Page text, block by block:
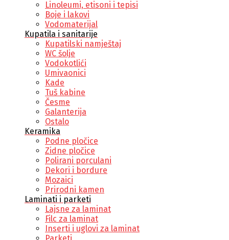
Linoleumi, etisoni i tepisi
Boje i lakovi
Vodomaterijal
Kupatila i sanitarije
Kupatilski namještaj
WC šolje
Vodokotlići
Umivaonici
Kade
Tuš kabine
Česme
Galanterija
Ostalo
Keramika
Podne pločice
Zidne pločice
Polirani porculani
Dekori i bordure
Mozaici
Prirodni kamen
Laminati i parketi
Lajsne za laminat
Filc za laminat
Inserti i uglovi za laminat